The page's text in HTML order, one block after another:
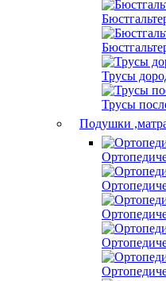
Трусы
Трусы
Подушки